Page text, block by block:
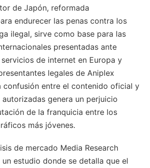
de Japón, reformada
endurecer las penas contra los
ilegal, sirve como base para las
presentadas ante
de internet en Europa y
legales de Aniplex
confusión entre el contenido oficial y
autorizadas genera un perjuicio
de la franquicia entre los
más jóvenes.
de mercado Media Research
estudio donde se detalla que el